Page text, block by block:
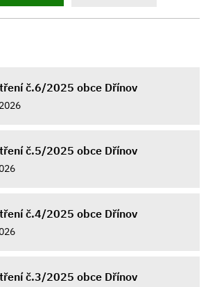
č.6/2025 obce Dřínov
č.5/2025 obce Dřínov
č.4/2025 obce Dřínov
č.3/2025 obce Dřínov